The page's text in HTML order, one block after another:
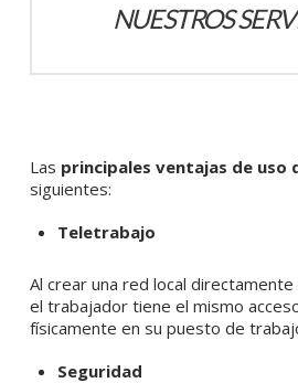
NUESTROS
Las principales ventajas de uso
siguientes:
Teletrabajo
Al crear una red local
el trabajador tiene el mismo
físicamente en su puesto de
Seguridad